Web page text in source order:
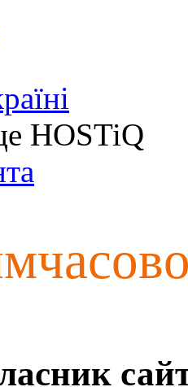
HOSTiQ